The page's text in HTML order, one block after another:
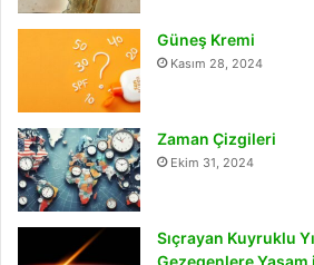
Güneş Kremi
Kasım 28, 2024
Zaman Çizgileri
Ekim 31, 2024
Sıçrayan Kuyruklu
Gezegenlere Yaşam